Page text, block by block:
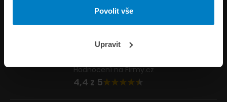
Povolit vše
Upravit
Napište nám
Hodnocení na Firmy.cz
4,4 z 5